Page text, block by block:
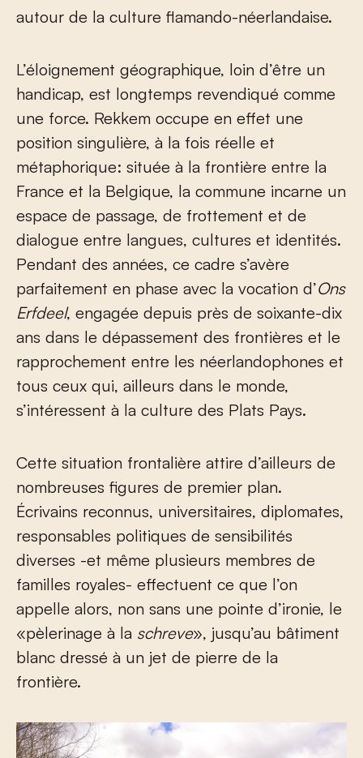
autour de la culture flamando-néerlandaise.
L’éloignement géographique, loin d’être un
handicap, est longtemps revendiqué comme
une force. Rekkem occupe en effet une
position singulière, à la fois réelle et
métaphorique: située à la frontière entre la
France et la Belgique, la commune incarne un
espace de passage, de frottement et de
dialogue entre langues, cultures et identités.
Pendant des années, ce cadre s’avère
parfaitement en phase avec la vocation d’Ons
Erfdeel, engagée depuis près de soixante-dix
ans dans le dépassement des frontières et le
rapprochement entre les néerlandophones et
tous ceux qui, ailleurs dans le monde,
s’intéressent à la culture des Plats Pays.
Cette situation frontalière attire d’ailleurs de
nombreuses figures de premier plan.
Écrivains reconnus, universitaires, diplomates,
responsables politiques de sensibilités
diverses -et même plusieurs membres de
familles royales- effectuent ce que l’on
appelle alors, non sans une pointe d’ironie, le
«pèlerinage à la schreve», jusqu’au bâtiment
blanc dressé à un jet de pierre de la
frontière.